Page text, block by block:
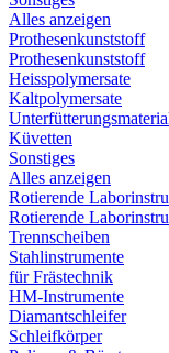
Alles anzeigen
Prothesenkunststoff
Prothesenkunststoff
Heisspolymersate
Kaltpolymersate
Küvetten
Sonstiges
Alles anzeigen
Rotierende
Rotierende
Trennscheiben
Stahlinstrumente
für Frästechnik
HM-Instrumente
Diamantschleifer
Schleifkörper